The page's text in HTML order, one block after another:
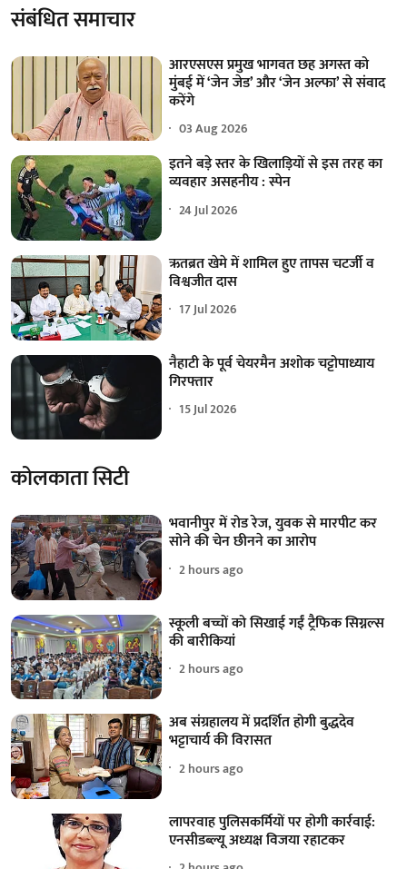
संबंधित समाचार
आरएसएस प्रमुख भागवत छह अगस्त को
मुंबई में ‘जेन जेड’ और ‘जेन अल्फा’ से संवाद
करेंगे
03 Aug 2026
इतने बड़े स्तर के खिलाड़ियों से इस तरह का
व्यवहार असहनीय : स्पेन
24 Jul 2026
ऋतब्रत खेमे में शामिल हुए तापस चटर्जी व
विश्वजीत दास
17 Jul 2026
नैहाटी के पूर्व चेयरमैन अशोक चट्टोपाध्याय
गिरफ्तार
15 Jul 2026
कोलकाता सिटी
भवानीपुर में रोड रेज, युवक से मारपीट कर
सोने की चेन छीनने का आरोप
2 hours ago
स्कूली बच्चों को सिखाई गईं ट्रैफिक सिग्नल्स
की बारीकियां
2 hours ago
अब संग्रहालय में प्रदर्शित होगी बुद्धदेव
भट्टाचार्य की विरासत
2 hours ago
लापरवाह पुलिसकर्मियों पर होगी कार्रवाई:
एनसीडब्ल्यू अध्यक्ष विजया रहाटकर